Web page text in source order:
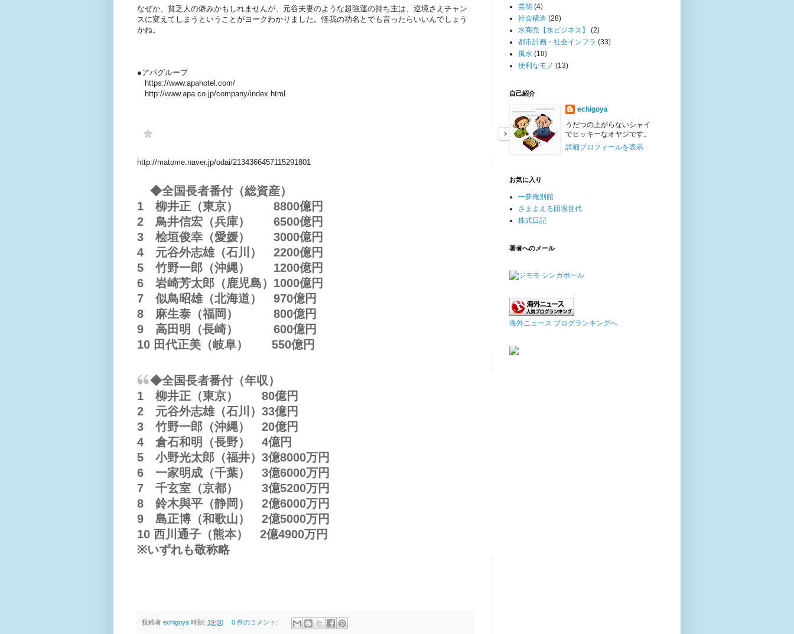
なぜか、貧乏人の僻みかもしれませんが、元谷夫妻のような超強運の持ち主は、逆境さえチャン
スに変えてしまうということがヨークわかりました。怪我の功名とでも言ったらいいんでしょう
かね。
●アパグループ
https://www.apahotel.com/
http://www.apa.co.jp/company/index.html
http://www.apa.co.jp/company/index.html
http://matome.naver.jp/odai/2134366457115291801
◆全国長者番付（総資産）
1 柳井正（東京） 8800億円
2 鳥井信宏（兵庫） 6500億円
3 桧垣俊幸（愛媛） 3000億円
4 元谷外志雄（石川） 2200億円
5 竹野一郎（沖縄） 1200億円
6 岩崎芳太郎（鹿児島）1000億円
7 似鳥昭雄（北海道） 970億円
8 麻生泰（福岡） 800億円
9 高田明（長崎） 600億円
10 田代正美（岐阜） 550億円
◆全国長者番付（年収）
1 柳井正（東京） 80億円
2 元谷外志雄（石川）33億円
3 竹野一郎（沖縄） 20億円
4 倉石和明（長野） 4億円
5 小野光太郎（福井）3億8000万円
6 一家明成（千葉） 3億6000万円
7 千玄室（京都） 3億5200万円
8 鈴木與平（静岡） 2億6000万円
9 島正博（和歌山） 2億5000万円
10 西川通子（熊本） 2億4900万円
※いずれも敬称略
投稿者 echigoya 時刻: 19:30 0 件のコメント:
芸能 (4)
社会構造 (28)
水商売【水ビジネス】
(2)
都市計画・社会インフラ (33)
風水 (10)
便利なモノ (13)
自己紹介
echigoya
うだつの上がらないシャイ
でヒッキーなオヤジです。
詳細プロフィールを表示
お気に入り
一夢庵別館
さまよえる団塊世代
株式日記
著者へのメール
海外ニュース ブログランキングへ